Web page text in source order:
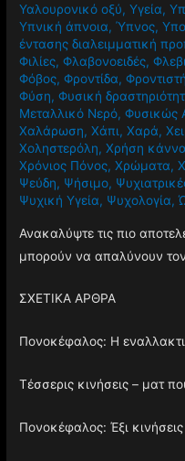
Υαλουρονικό οξύ,Υγεία,
Υπνική άπνοια,Ύπνος,
έντασης διαλειμματική
Φιλίες,Φλαβονοειδές,
Φόβος,Φροντίδα,
Φύση,Φυσική
Μεταλλικό Νερό,Φυσικώς
Χαλάρωση,Χάπι,Χαρά,
Χοληστερόλη,Χρήση
Χρόνιος Πόνος,Χρώματα,
Ψεύδη, Ψήσιμο,
Ψυχική Υγεία, Ψυχολογία,
Ανακαλύψτε τις πιο
μπορούν να απαλύνουν
ΣΧΕΤΙΚΑ ΑΡΘΡΑ
Πονοκέφαλος: Η
Τέσσερις κινήσεις – ματ
Πονοκέφαλος: Έξι